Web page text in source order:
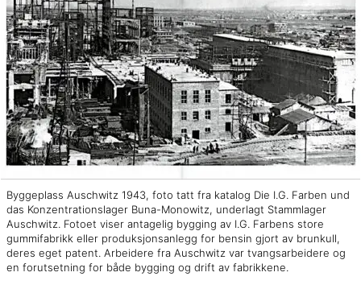
Byggeplass Auschwitz 1943, foto tatt fra katalog Die I.G. Farben und
das Konzentrationslager Buna-Monowitz, underlagt Stammlager
Auschwitz. Fotoet viser antagelig bygging av I.G. Farbens store
gummifabrikk eller produksjonsanlegg for bensin gjort av brunkull,
deres eget patent. Arbeidere fra Auschwitz var tvangsarbeidere og
en forutsetning for både bygging og drift av fabrikkene.